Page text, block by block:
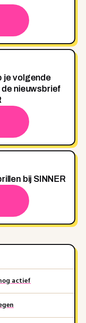
je volgende
nieuwsbrief
bij SINNER
actief